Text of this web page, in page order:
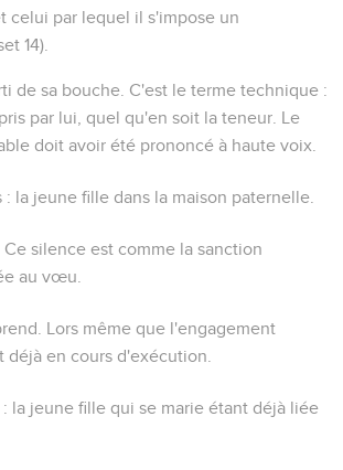
celui par lequel il s'impose un
14).
de sa bouche . C'est le terme technique :
par lui, quel qu'en soit la teneur. Le
doit avoir été prononcé à haute voix.
: la jeune fille dans la maison paternelle.
. Ce silence est comme la sanction
au vœu.
. Lors même que l'engagement
déjà en cours d'exécution.
: la jeune fille qui se marie étant déjà liée